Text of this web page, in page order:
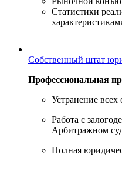
Статистики
Собственный штат
Профессиональная
Устранение всех
Работа с
Арбитражном
Полная